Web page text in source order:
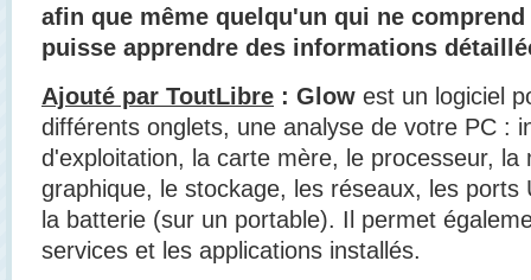
afin que même quelqu'un qui ne
puisse apprendre des informations
Ajouté par ToutLibre : Glow est un logiciel
différents onglets, une analyse de votre PC :
d'exploitation, la carte mère, le processeur, la
graphique, le stockage, les réseaux, les
la batterie (sur un portable). Il permet
services et les applications installés.